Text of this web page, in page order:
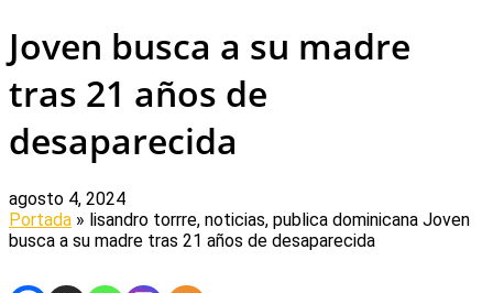
Joven busca a su madre
tras 21 años de
desaparecida
agosto 4, 2024
Portada » lisandro torrre, noticias, publica dominicana Joven
busca a su madre tras 21 años de desaparecida